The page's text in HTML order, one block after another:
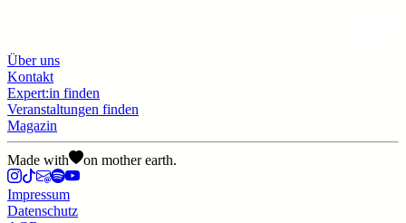
Über uns
Kontakt
Expert:in finden
Veranstaltungen finden
Magazin
Made with on mother earth.
Impressum
Datenschutz